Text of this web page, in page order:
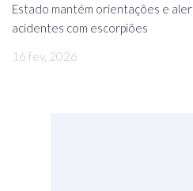
Estado mantém orientações e
acidentes com escorpiões
16 fev, 2026